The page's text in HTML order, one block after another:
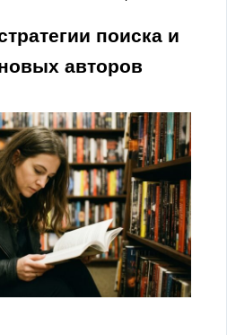
поиска и
авторов